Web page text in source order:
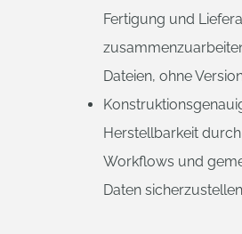
Fertigung und
Dateien, ohne
Herstellbarkeit
Workflows und
Daten sicherzustellen